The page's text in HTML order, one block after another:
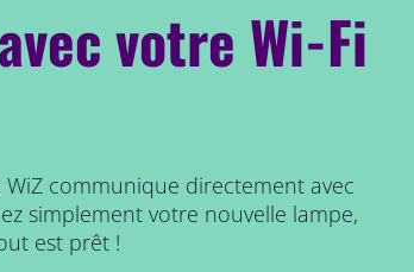
votre Wi-Fi
communique directement avec
simplement votre nouvelle lampe,
est prêt !